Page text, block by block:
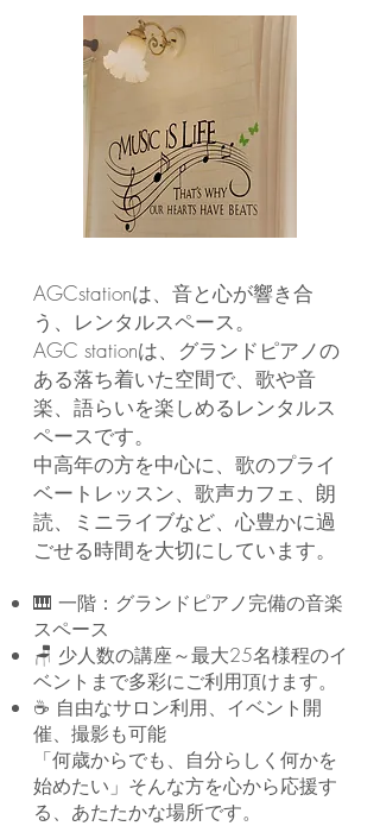
AGCstationは、音と心が響き合
う、レンタルスペース。
AGC stationは、グランドピアノの
ある落ち着いた空間で、歌や音
楽、語らいを楽しめるレンタルス
ペースです。
中高年の方を中心に、歌のプライ
ベートレッスン、歌声カフェ、朗
読、ミニライブなど、心豊かに過
ごせる時間を大切にしています。
🎹 一階：グランドピアノ完備の音楽
スペース
🪑 少人数の講座～最大25名様程のイ
ベントまで多彩にご利用頂けます。
☕ 自由なサロン利用、イベント開
催、撮影も可能
「何歳からでも、自分らしく何かを
始めたい」そんな方を心から応援す
る、あたたかな場所です。